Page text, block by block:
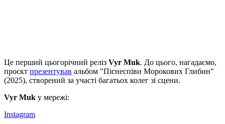
Це перший цьогорічний реліз Vyr Muk. До цього, нагадаємо,
проєкт презентував альбом "Піснеспіви Морокових Глибин"
(2025), створений за участі багатьох колег зі сцени.
Vyr Muk у мережі:
Instagram